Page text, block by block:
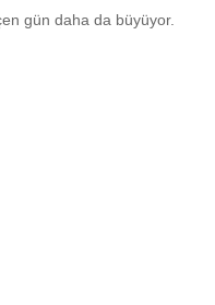
gün daha da büyüyor.